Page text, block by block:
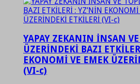
YAPAY ZEKANIN İNSAN
ÜZERİNDEKİ BAZI
EKONOMİ VE EMEK
(VI-c)